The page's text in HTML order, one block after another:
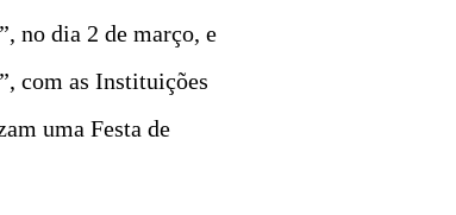
no dia 2 de março, e
com as Instituições
uma Festa de